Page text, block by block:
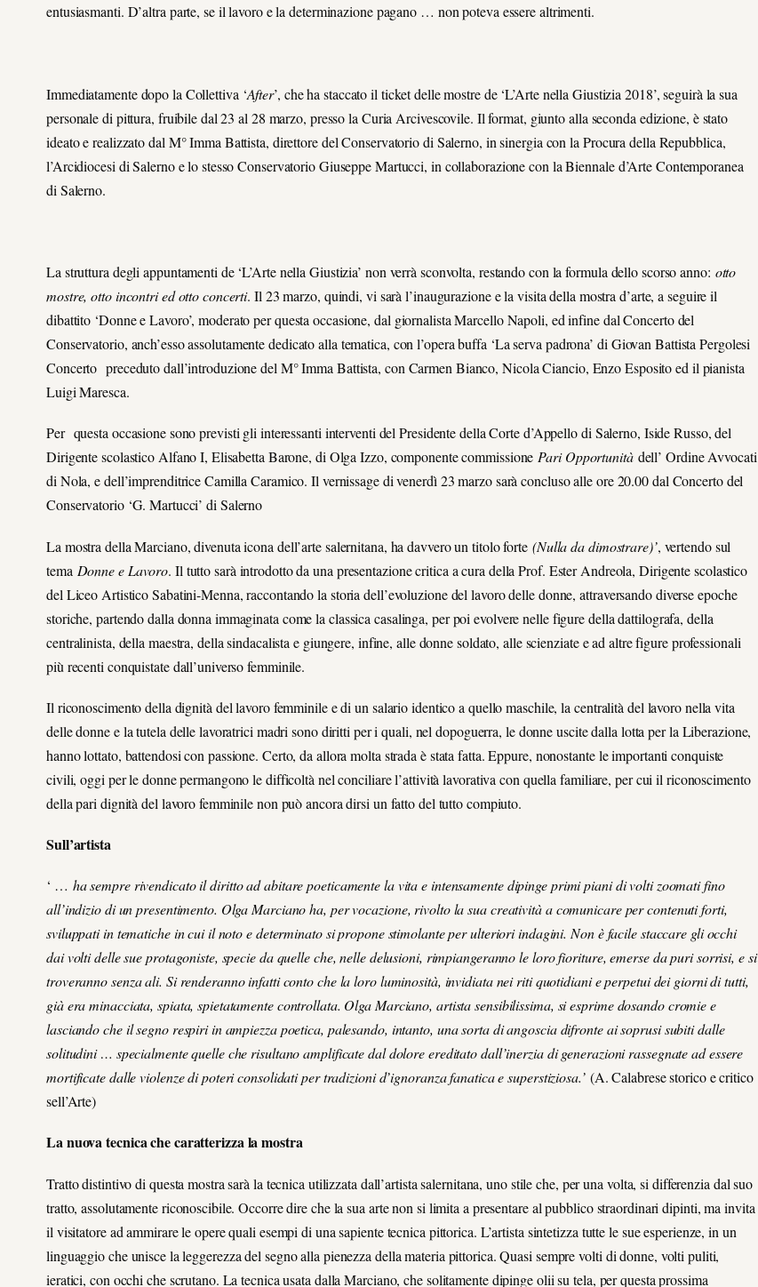
entusiasmanti. D’altra parte, se il lavoro e la determinazione pagano … non poteva essere altrimenti.
Immediatamente dopo la Collettiva ‘After’, che ha staccato il ticket delle mostre de ‘L’Arte nella Giustizia 2018’, seguirà la sua
personale di pittura, fruibile dal 23 al 28 marzo, presso la Curia Arcivescovile. Il format, giunto alla seconda edizione, è stato
ideato e realizzato dal M° Imma Battista, direttore del Conservatorio di Salerno, in sinergia con la Procura della Repubblica,
l’Arcidiocesi di Salerno e lo stesso Conservatorio Giuseppe Martucci, in collaborazione con la Biennale d’Arte Contemporanea
di Salerno.
La struttura degli appuntamenti de ‘L’Arte nella Giustizia’ non verrà sconvolta, restando con la formula dello scorso anno: otto
mostre, otto incontri ed otto concerti. Il 23 marzo, quindi, vi sarà l’inaugurazione e la visita della mostra d’arte, a seguire il
dibattito ‘Donne e Lavoro’, moderato per questa occasione, dal giornalista Marcello Napoli, ed infine dal Concerto del
Conservatorio, anch’esso assolutamente dedicato alla tematica, con l’opera buffa ‘La serva padrona’ di Giovan Battista Pergolesi
Concerto preceduto dall’introduzione del M° Imma Battista, con Carmen Bianco, Nicola Ciancio, Enzo Esposito ed il pianista
Luigi Maresca.
Per questa occasione sono previsti gli interessanti interventi del Presidente della Corte d’Appello di Salerno, Iside Russo, del
Dirigente scolastico Alfano I, Elisabetta Barone, di Olga Izzo, componente commissionePari Opportunitàdell’ Ordine Avvocati
di Nola, e dell’imprenditrice Camilla Caramico. Il vernissage di venerdì 23 marzo sarà concluso alle ore 20.00 dal Concerto del
Conservatorio ‘G. Martucci’ di Salerno
La mostra della Marciano, divenuta icona dell’arte salernitana, ha davvero un titolo forte (Nulla da dimostrare)’, vertendo sul
tema Donne e Lavoro. Il tutto sarà introdotto da una presentazione critica a cura della Prof. Ester Andreola, Dirigente scolastico
del Liceo Artistico Sabatini-Menna, raccontando la storia dell’evoluzione del lavoro delle donne, attraversando diverse epoche
storiche, partendo dalla donna immaginata come la classica casalinga, per poi evolvere nelle figure della dattilografa, della
centralinista, della maestra, della sindacalista e giungere, infine, alle donne soldato, alle scienziate e ad altre figure professionali
più recenti conquistate dall’universo femminile.
Il riconoscimento della dignità del lavoro femminile e di un salario identico a quello maschile, la centralità del lavoro nella vita
delle donne e la tutela delle lavoratrici madri sono diritti per i quali, nel dopoguerra, le donne uscite dalla lotta per la Liberazione,
hanno lottato, battendosi con passione. Certo, da allora molta strada è stata fatta. Eppure, nonostante le importanti conquiste
civili, oggi per le donne permangono le difficoltà nel conciliare l’attività lavorativa con quella familiare, per cui il riconoscimento
della pari dignità del lavoro femminile non può ancora dirsi un fatto del tutto compiuto.
Sull’artista
‘ … ha sempre rivendicato il diritto ad abitare poeticamente la vita e intensamente dipinge primi piani di volti zoomati fino
all’indizio di un presentimento. Olga Marciano ha, per vocazione, rivolto la sua creatività a comunicare per contenuti forti,
sviluppati in tematiche in cui il noto e determinato si propone stimolante per ulteriori indagini. Non è facile staccare gli occhi
dai volti delle sue protagoniste, specie da quelle che, nelle delusioni, rimpiangeranno le loro fioriture, emerse da puri sorrisi, e si
troveranno senza ali. Si renderanno infatti conto che la loro luminosità, invidiata nei riti quotidiani e perpetui dei giorni di tutti,
già era minacciata, spiata, spietatamente controllata. Olga Marciano, artista sensibilissima, si esprime dosando cromie e
lasciando che il segno respiri in ampiezza poetica, palesando, intanto, una sorta di angoscia difronte ai soprusi subiti dalle
solitudini … specialmente quelle che risultano amplificate dal dolore ereditato dall’inerzia di generazioni rassegnate ad essere
mortificate dalle violenze di poteri consolidati per tradizioni d’ignoranza fanatica e superstiziosa.’ (A. Calabrese storico e critico
sell’Arte)
La nuova tecnica che caratterizza la mostra
Tratto distintivo di questa mostra sarà la tecnica utilizzata dall’artista salernitana, uno stile che, per una volta, si differenzia dal suo
tratto, assolutamente riconoscibile. Occorre dire che la sua arte non si limita a presentare al pubblico straordinari dipinti, ma invita
il visitatore ad ammirare le opere quali esempi di una sapiente tecnica pittorica. L’artista sintetizza tutte le sue esperienze, in un
linguaggio che unisce la leggerezza del segno alla pienezza della materia pittorica. Quasi sempre volti di donne, volti puliti,
ieratici, con occhi che scrutano. La tecnica usata dalla Marciano, che solitamente dipinge olii su tela, per questa prossima